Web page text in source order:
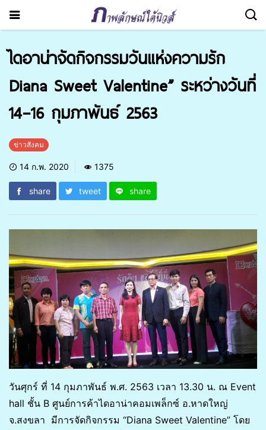
ไดอาน่าจัดกิจกรรมวันแห่งความรัก
Diana Sweet Valentine” ระหว่างวันที่
14–16 กุมภาพันธ์ 2563
ข่าวสังคม
14 ก.พ. 2020 1375
share tweet share
วันศุกร์ ที่ 14 กุมภาพันธ์ พ.ศ. 2563 เวลา 13.30 น. ณ Event
hall ชั้น B ศูนย์การค้าไดอาน่าคอมเพล็กซ์ อ.หาดใหญ่
จ.สงขลา มีการจัดกิจกรรม “Diana Sweet Valentine” โดย